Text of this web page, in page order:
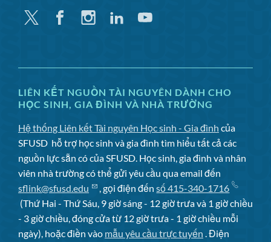
Twitter FacebookInstagramLinkedinYouTube
LIÊN KẾT NGUỒN TÀI NGUYÊN DÀNH CHO
HỌC SINH, GIA ĐÌNH VÀ NHÀ TRƯỜNG
Hệ thống Liên kết Tài nguyên Học sinh - Gia đình của
SFUSD hỗ trợ học sinh và gia đình tìm hiểu tất cả các
nguồn lực sẵn có của SFUSD. Học sinh, gia đình và nhân
viên nhà trường có thể gửi yêu cầu qua email đến
sflink@sfusd.edu
, gọi điện đếnsố 415-340-1716
(Thứ Hai - Thứ Sáu, 9 giờ sáng - 12 giờ trưa và 1 giờ chiều
- 3 giờ chiều, đóng cửa từ 12 giờ trưa - 1 giờ chiều mỗi
ngày), hoặc điền vào mẫu yêu cầu trực tuyến . Điện